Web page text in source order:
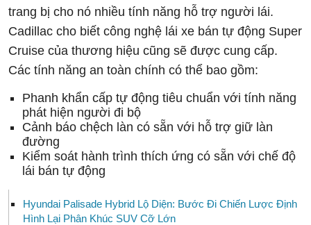
trang bị cho nó nhiều tính năng hỗ trợ người lái.
Cadillac cho biết công nghệ lái xe bán tự động Super
Cruise của thương hiệu cũng sẽ được cung cấp.
Các tính năng an toàn chính có thể bao gồm:
Phanh khẩn cấp tự động tiêu chuẩn với tính năng
phát hiện người đi bộ
Cảnh báo chệch làn có sẵn với hỗ trợ giữ làn
đường
Kiểm soát hành trình thích ứng có sẵn với chế độ
lái bán tự động
Hyundai Palisade Hybrid Lộ Diện: Bước Đi Chiến Lược Định
Hình Lại Phân Khúc SUV Cỡ Lớn